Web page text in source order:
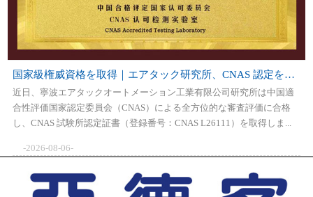
国家級権威資格を取得｜エアタック研究所、CNAS 認定を獲得
近日、寧波エアタックオートメーション工業有限公司研究所は中国適
合性評価国家認定委員会（CNAS）による全方位的な審査評価に合格
し、CNAS 試験所認定証書（登録番号：CNAS L26111）を取得しま...
-2026-08-06-